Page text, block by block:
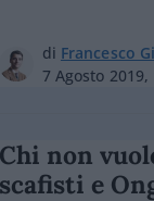
di Francesco
7 Agosto 2019,
Chi non
scafisti e